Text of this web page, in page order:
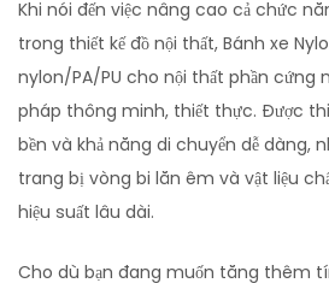
Khi nói đến việc nâng cao cả chức
trong thiết kế đồ nội thất, Bánh xe
nylon/PA/PU cho nội thất phần cứng
pháp thông minh, thiết thực. Được
bền và khả năng di chuyển dễ dàng,
trang bị vòng bi lăn êm và vật liệu
hiệu suất lâu dài.
Cho dù bạn đang muốn tăng thêm